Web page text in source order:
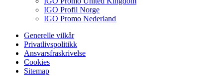
IGO Profil Norge
IGO Promo Nederland
Generelle vilkår
Privatlivspolitikk
Ansvarsfraskrivelse
Cookies
Sitemap